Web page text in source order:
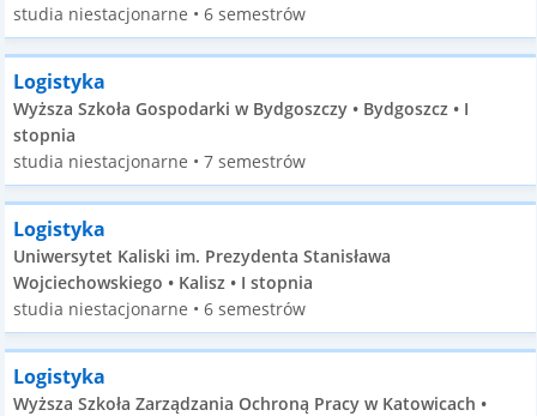
studia niestacjonarne • 6 semestrów
Logistyka
Wyższa Szkoła Gospodarki w Bydgoszczy • Bydgoszcz • I
stopnia
studia niestacjonarne • 7 semestrów
Logistyka
Uniwersytet Kaliski im. Prezydenta Stanisława
Wojciechowskiego • Kalisz • I stopnia
studia niestacjonarne • 6 semestrów
Logistyka
Wyższa Szkoła Zarządzania Ochroną Pracy w Katowicach •